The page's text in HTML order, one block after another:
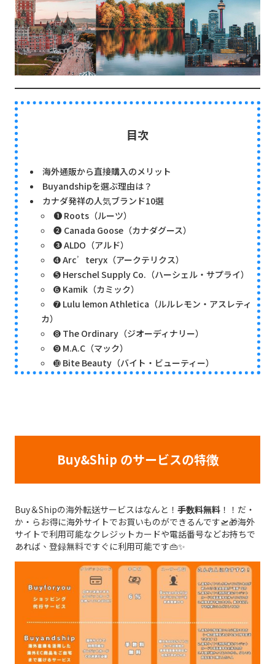
目次
海外通販から直接購入のメリット
Buyandshipを選ぶ理由は？
カナダ発祥の人気ブランド10選
➊ Roots（ルーツ）
➋ Canada Goose（カナダグース）
➌ ALDO（アルド）
➍ Arc’teryx（アークテリクス）
➎ Herschel Supply Co.（ハーシェル・サプライ）
➏ Kamik（カミック）
➐ Lulu lemon Athletica（ルルレモン・アスレティ
カ）
➑ The Ordinary（ジオーディナリー）
➒ M.A.C（マック）
➓ Bite Beauty（バイト・ビューティー）
Buy&Ship のサービスの特徴
Buy＆Shipの海外転送サービスはなんと！ 手数料無料 ！！だ・
か・らお得に海外サイトでお買いものができるんです🛫🎁海外
サイトで利用可能なクレジットカードや電話番号などお持ちで
あれば、登録無料ですぐに利用可能です👜✨